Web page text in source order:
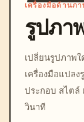
เครื่องมือด้านภ
รูปภา
เปลี่ยนรูปภาพ
เครื่องมือแปล
ประกอบ สไตล์
วินาที